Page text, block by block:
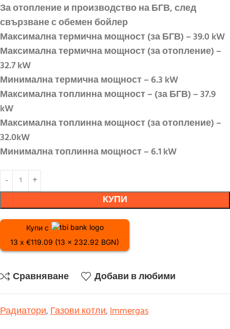
За отопление и производство на БГВ, след
свързване с обемен бойлер
Максимална термична мощност (за БГВ) – 39.0 kW
Максимална термична мощност (за отопление) –
32.7 kW
Минимална термична мощност – 6.3 kW
Максимална топлинна мощност – (за БГВ) – 37.9
kW
Максимална топлинна мощност (за отопление) –
32.0kW
Минимална топлинна мощност – 6.1 kW
КУПИ
Купи с
13 x €119.09 (13 x 232.92 BGN)
Сравняване Добави в любими
Радиатори,Газови котли,Immergas